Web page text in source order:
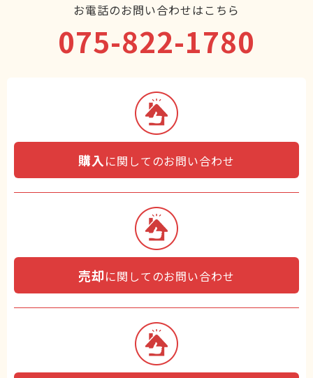
お電話のお問い合わせはこちら
075-822-1780
購入 に関してのお問い合わせ
売却に関してのお問い合わせ